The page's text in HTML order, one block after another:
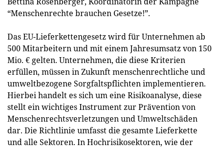
“Menschenrechte brauchen Gesetze!”.
Das EU-Lieferkettengesetz wird für Unternehmen ab
500 Mitarbeitern und mit einem Jahresumsatz von 150
Mio. € gelten. Unternehmen, die diese Kriterien
erfüllen, müssen in Zukunft menschenrechtliche und
umweltbezogene Sorgfaltspflichten implementieren.
Hierbei handelt es sich um eine Risikoanalyse, diese
stellt ein wichtiges Instrument zur Prävention von
Menschenrechtsverletzungen und Umweltschäden
dar. Die Richtlinie umfasst die gesamte Lieferkette
und alle Sektoren. In Hochrisikosektoren, wie der